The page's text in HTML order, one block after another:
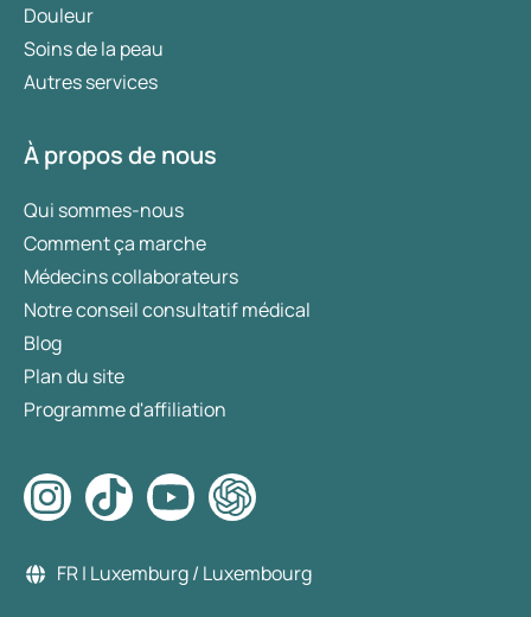
Douleur
Soins de la peau
Autres services
À propos de nous
Qui sommes-nous
Comment ça marche
Médecins collaborateurs
Notre conseil consultatif médical
Blog
Plan du site
Programme d'affiliation
FR | Luxemburg / Luxembourg